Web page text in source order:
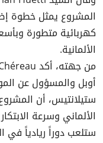
المشروع يمثل خطوة
كهربائية متطورة
الألمانية.
أوبل والمسؤول عن
ستيلانتيس، أن
الألماني وسرعة
ستلعب دوراً ريادياً في